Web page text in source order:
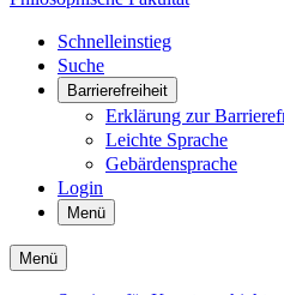
Schnelleinstieg
Suche
Barrierefreiheit
Erklärung zur
Leichte Sprache
Gebärdensprache
Login
Menü
Menü